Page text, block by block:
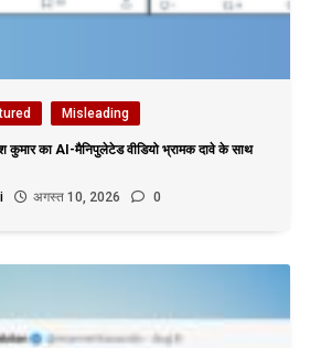
Misleading
का AI-मैनिपुलेटेड वीडियो भ्रामक दावे के साथ
अगस्त 10, 2026 0